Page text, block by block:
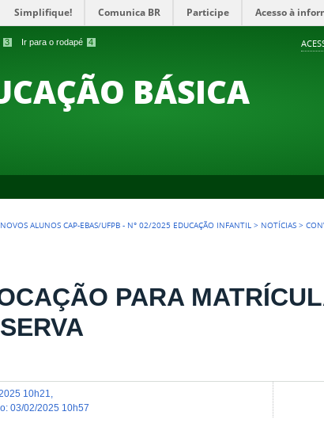
3 Ir para o rodapé 4
Simplifique! Comunica BR Participe Acesso à
BÁSICA
ALUNOS CAP-EBAS/UFPB - N° 02/2025 EDUCAÇÃO INFANTIL > NOTÍCIAS >
PARA
10h21
:03/02/2025 10h57